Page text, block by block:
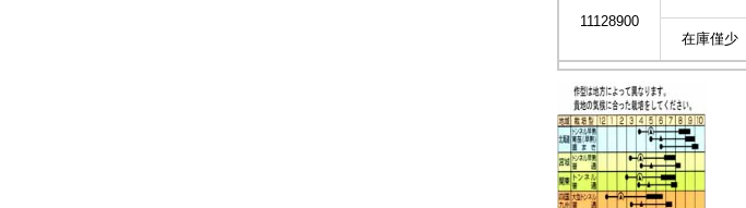
11128900
在庫僅少